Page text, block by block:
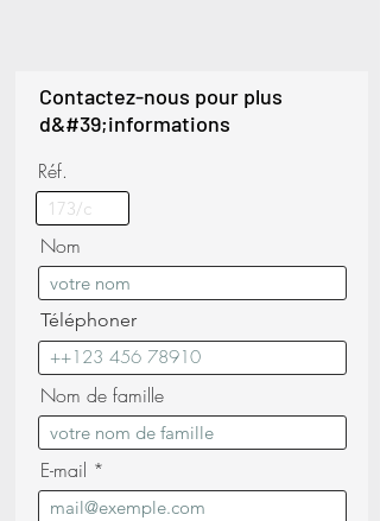
Contactez-nous pour plus
d&#39;informations
Réf.
Nom
Téléphoner
Nom de famille
E-mail